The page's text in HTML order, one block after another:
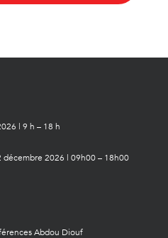
| 9 h – 18 h
décembre 2026 | 09h00 – 18h00
Abdou Diouf